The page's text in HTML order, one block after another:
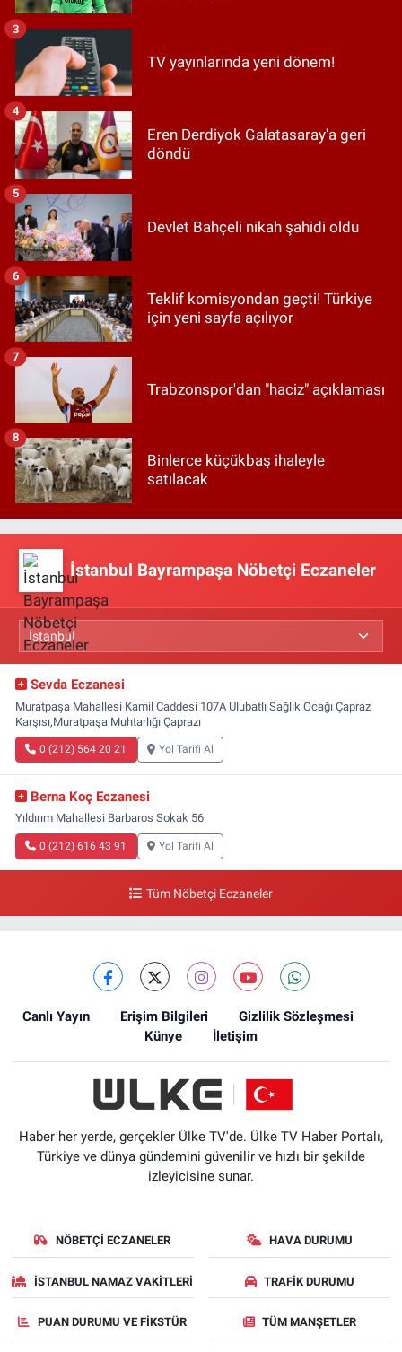
TV yayınlarında yeni dönem!
3
Eren Derdiyok Galatasaray'a geri
döndü
4
Devlet Bahçeli nikah şahidi oldu
5
Teklif komisyondan geçti! Türkiye
için yeni sayfa açılıyor
6
Trabzonspor'dan "haciz" açıklaması
7
Binlerce küçükbaş ihaleyle
satılacak
8
İstanbul Bayrampaşa Nöbetçi Eczaneler
Sevda Eczanesi
Muratpaşa Mahallesi Kamil Caddesi 107A Ulubatlı Sağlık Ocağı Çapraz
Karşısı,Muratpaşa Muhtarlığı Çaprazı
0 (212) 564 20 21 Yol Tarifi Al
Berna Koç Eczanesi
Yıldırım Mahallesi Barbaros Sokak 56
0 (212) 616 43 91 Yol Tarifi Al
Tüm Nöbetçi Eczaneler
Canlı Yayın Erişim Bilgileri
Gizlilik Sözleşmesi
Künye
İletişim
Haber her yerde, gerçekler Ülke TV'de. Ülke TV Haber Portalı,
Türkiye ve dünya gündemini güvenilir ve hızlı bir şekilde
izleyicisine sunar.
NÖBETÇI ECZANELER HAVA DURUMU
İSTANBUL NAMAZ VAKITLERI TRAFIK DURUMU
PUAN DURUMU VE FIKSTÜR TÜM MANŞETLER